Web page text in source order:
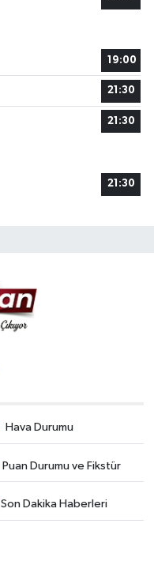
19:00
21:30
21:30
21:30
Hava Durumu
Puan Durumu ve Fikstür
Son Dakika Haberleri